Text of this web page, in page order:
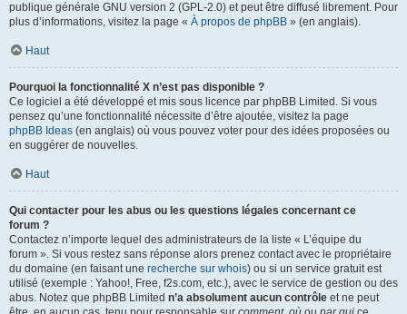
publique générale GNU version 2 (GPL-2.0) et peut être diffusé librement. Pour
plus d’informations, visitez la page « À propos de phpBB » (en anglais).
Haut
Pourquoi la fonctionnalité X n’est pas disponible ?
Ce logiciel a été développé et mis sous licence par phpBB Limited. Si vous
pensez qu’une fonctionnalité nécessite d’être ajoutée, visitez la page
phpBB Ideas (en anglais) où vous pouvez voter pour des idées proposées ou
en suggérer de nouvelles.
Haut
Qui contacter pour les abus ou les questions légales concernant ce
forum ?
Contactez n’importe lequel des administrateurs de la liste « L’équipe du
forum ». Si vous restez sans réponse alors prenez contact avec le propriétaire
du domaine (en faisant une recherche sur whois) ou si un service gratuit est
utilisé (exemple : Yahoo!, Free, f2s.com, etc.), avec le service de gestion ou des
abus. Notez que phpBB Limited n’a absolument aucun contrôle et ne peut